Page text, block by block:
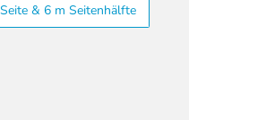
& 6 m Seitenhälfte